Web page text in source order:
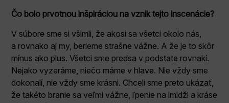
Čo bolo prvotnou inšpiráciou na vznik tejto inscenácie?
V súbore sme si všimli, že akosi sa všetci okolo nás,
a rovnako aj my, berieme strašne vážne. A že je to skôr
mínus ako plus. Všetci sme predsa v podstate rovnakí.
Nejako vyzeráme, niečo máme v hlave. Nie vždy sme
dokonalí, nie vždy sme krásni. Chceli sme preto ukázať,
že takéto branie sa veľmi vážne, ľpenie na imidži a kráse